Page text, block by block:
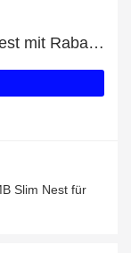
Verifiziertes Angebot – MB Slim Nest mit Rabatten von bis zu 13%
Slim Nest für